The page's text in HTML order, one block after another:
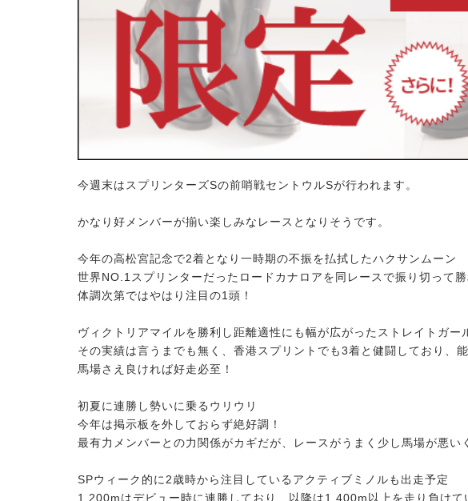
今週末はスプリンターズSの前哨戦セントウルSが行われます。
かなり好メンバーが揃い楽しみなレースとなりそうです。
今年の高松宮記念で2着となり一時期の不振を払拭したハクサンムーン
世界NO.1スプリンターだったロードカナロアを同レースで振り切って勝
体調次第ではやはり注目の1頭！
ヴィクトリアマイルを勝利し距離適性にも幅が広がったストレイトガー
その実績は言うまでも無く、香港スプリントでも3着と健闘しており、
馬場さえ良ければ好走必至！
初夏に連勝し勢いに乗るウリウリ
今年は掲示板を外しておらず絶好調！
最有力メンバーとの力関係がカギだが、レースがうまく少し馬場が悪い
SPウィーク的に2歳時から注目しているアクティブミノルも出走予定
1,200mはデビュー時に連勝しており、以降は1,400m以上を走り負けて